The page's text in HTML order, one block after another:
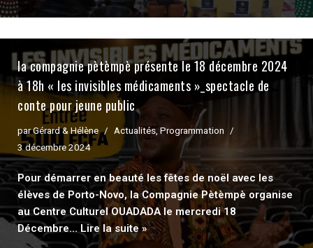
la compagnie pètèmpè présente le 18 décembre 2024
à 18h « les invisibles médicaments »_spectacle de
conte pour jeune public
parGérard & Hélène Actualités Programmation
3 décembre 2024
Pour démarrer en beauté les fêtes de noël avec les
élèves de Porto-Novo, la Compagnie Pètèmpè organise
au Centre Culturel OUADADA le mercredi 18
Décembre… Lire la suite »